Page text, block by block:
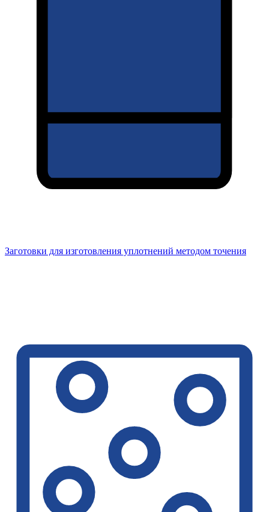
Заготовки для изготовления уплотнений методом точения